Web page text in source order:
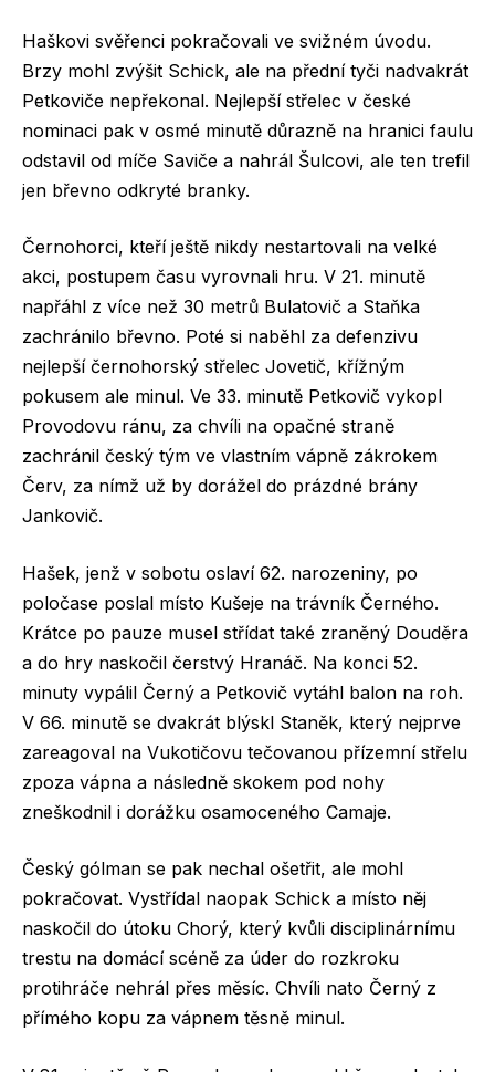
Haškovi svěřenci pokračovali ve svižném úvodu.
Brzy mohl zvýšit Schick, ale na přední tyči nadvakrát
Petkoviče nepřekonal. Nejlepší střelec v české
nominaci pak v osmé minutě důrazně na hranici faulu
odstavil od míče Saviče a nahrál Šulcovi, ale ten trefil
jen břevno odkryté branky.
Černohorci, kteří ještě nikdy nestartovali na velké
akci, postupem času vyrovnali hru. V 21. minutě
napřáhl z více než 30 metrů Bulatovič a Staňka
zachránilo břevno. Poté si naběhl za defenzivu
nejlepší černohorský střelec Jovetič, křížným
pokusem ale minul. Ve 33. minutě Petkovič vykopl
Provodovu ránu, za chvíli na opačné straně
zachránil český tým ve vlastním vápně zákrokem
Červ, za nímž už by dorážel do prázdné brány
Jankovič.
Hašek, jenž v sobotu oslaví 62. narozeniny, po
poločase poslal místo Kušeje na trávník Černého.
Krátce po pauze musel střídat také zraněný Douděra
a do hry naskočil čerstvý Hranáč. Na konci 52.
minuty vypálil Černý a Petkovič vytáhl balon na roh.
V 66. minutě se dvakrát blýskl Staněk, který nejprve
zareagoval na Vukotičovu tečovanou přízemní střelu
zpoza vápna a následně skokem pod nohy
zneškodnil i dorážku osamoceného Camaje.
Český gólman se pak nechal ošetřit, ale mohl
pokračovat. Vystřídal naopak Schick a místo něj
naskočil do útoku Chorý, který kvůli disciplinárnímu
trestu na domácí scéně za úder do rozkroku
protihráče nehrál přes měsíc. Chvíli nato Černý z
přímého kopu za vápnem těsně minul.